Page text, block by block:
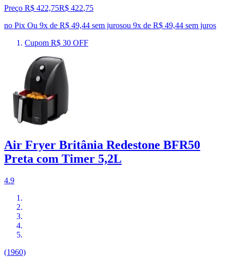
Preço R$ 422,75R$ 422,75
no Pix Ou 9x de R$ 49,44 sem jurosou 9x de R$ 49,44 sem juros
Cupom R$ 30 OFF
Air Fryer Britânia Redestone BFR50
Preta com Timer 5,2L
4.9
(1960)